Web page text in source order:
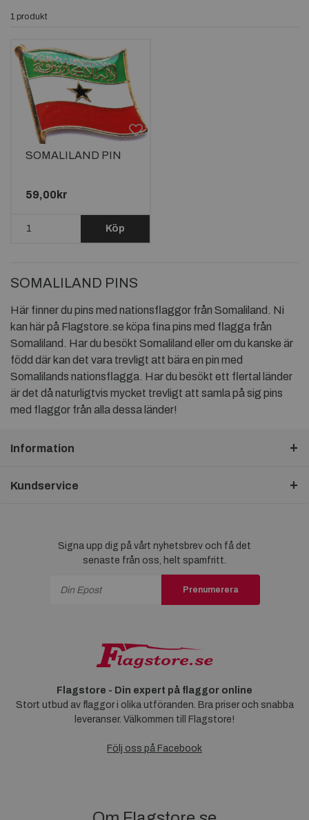
1 produkt
SOMALILAND PIN
59,00kr
Köp
SOMALILAND PINS
Här finner du pins med nationsflaggor från Somaliland. Ni
kan här på Flagstore.se köpa fina pins med flagga från
Somaliland. Har du besökt Somaliland eller om du kanske är
född där kan det vara trevligt att bära en pin med
Somalilands nationsflagga. Har du besökt ett flertal länder
är det då naturligtvis mycket trevligt att samla på sig pins
med flaggor från alla dessa länder!
Information
Kundservice
Signa upp dig på vårt nyhetsbrev och få det
senaste från oss, helt spamfritt.
Prenumerera
Flagstore - Din expert på flaggor online
Stort utbud av flaggor i olika utföranden. Bra priser och snabba
leveranser. Välkommen till Flagstore!
Följ oss på Facebook